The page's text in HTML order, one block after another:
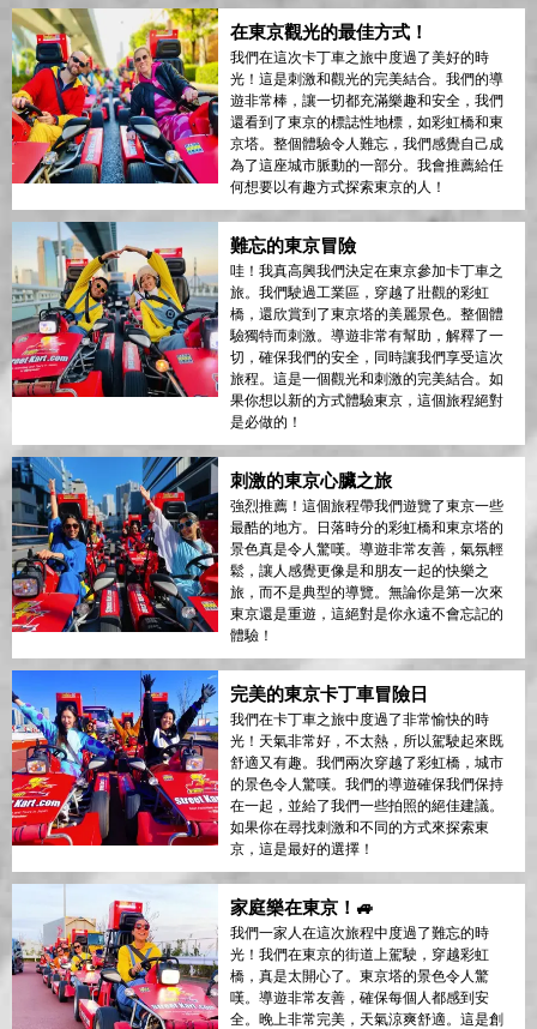
在東京觀光的最佳方式！
我們在這次卡丁車之旅中度過了美好的時
光！這是刺激和觀光的完美結合。我們的導
遊非常棒，讓一切都充滿樂趣和安全，我們
還看到了東京的標誌性地標，如彩虹橋和東
京塔。整個體驗令人難忘，我們感覺自己成
為了這座城市脈動的一部分。我會推薦給任
何想要以有趣方式探索東京的人！
難忘的東京冒險
哇！我真高興我們決定在東京參加卡丁車之
旅。我們駛過工業區，穿越了壯觀的彩虹
橋，還欣賞到了東京塔的美麗景色。整個體
驗獨特而刺激。導遊非常有幫助，解釋了一
切，確保我們的安全，同時讓我們享受這次
旅程。這是一個觀光和刺激的完美結合。如
果你想以新的方式體驗東京，這個旅程絕對
是必做的！
刺激的東京心臟之旅
強烈推薦！這個旅程帶我們遊覽了東京一些
最酷的地方。日落時分的彩虹橋和東京塔的
景色真是令人驚嘆。導遊非常友善，氣氛輕
鬆，讓人感覺更像是和朋友一起的快樂之
旅，而不是典型的導覽。無論你是第一次來
東京還是重遊，這絕對是你永遠不會忘記的
體驗！
完美的東京卡丁車冒險日
我們在卡丁車之旅中度過了非常愉快的時
光！天氣非常好，不太熱，所以駕駛起來既
舒適又有趣。我們兩次穿越了彩虹橋，城市
的景色令人驚嘆。我們的導遊確保我們保持
在一起，並給了我們一些拍照的絕佳建議。
如果你在尋找刺激和不同的方式來探索東
京，這是最好的選擇！
家庭樂在東京！🚙
我們一家人在這次旅程中度過了難忘的時
光！我們在東京的街道上駕駛，穿越彩虹
橋，真是太開心了。東京塔的景色令人驚
嘆。導遊非常友善，確保每個人都感到安
全。晚上非常完美，天氣涼爽舒適。這是創